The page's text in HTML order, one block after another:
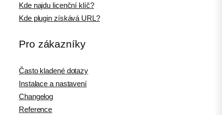
Kde najdu licenční klíč?
Kde plugin získává URL?
Pro zákazníky
Často kladené dotazy
Instalace a nastavení
Changelog
Reference